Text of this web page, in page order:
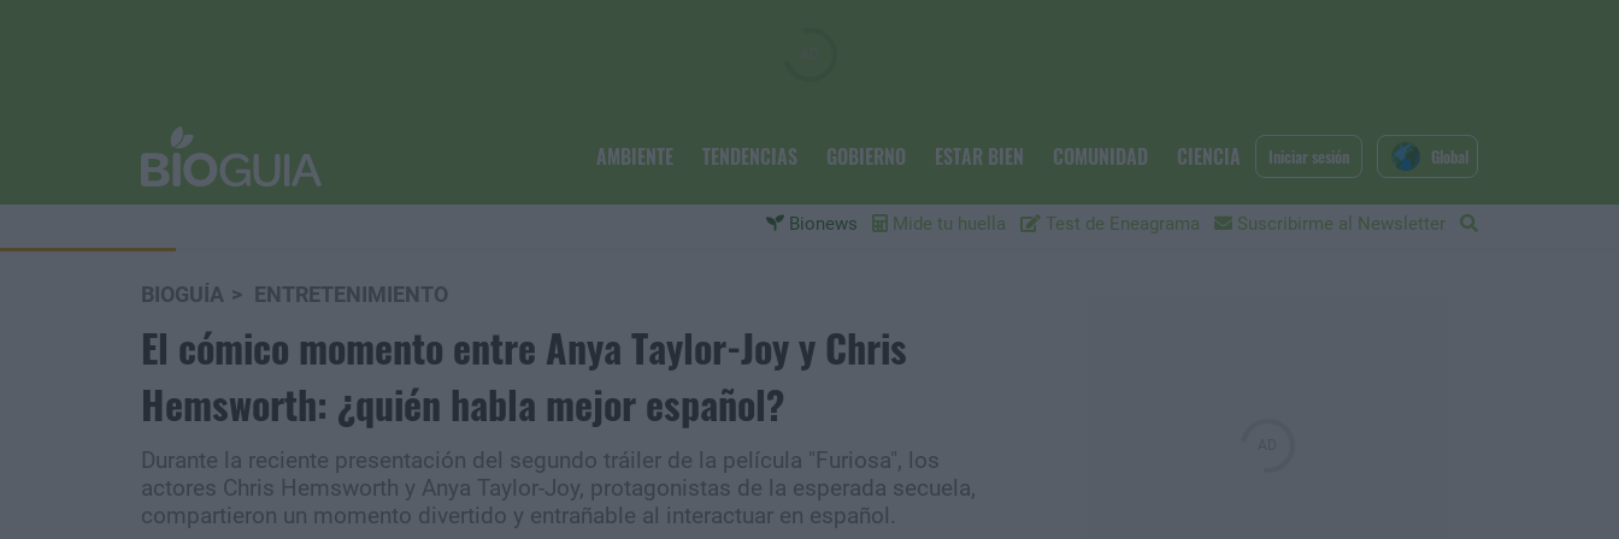
AMBIENTE TENDENCIAS GOBIERNO ESTAR BIEN COMUNIDAD CIENCIA
Bionews Mide tu huella Test de Eneagrama Suscribirme al Newsletter
Iniciar sesión Global
BIOGUÍA ENTRETENIMIENTO
El cómico momento entre Anya Taylor-Joy y Chris
Hemsworth: ¿quién habla mejor español?
Durante la reciente presentación del segundo tráiler de la película "Furiosa", los
actores Chris Hemsworth y Anya Taylor-Joy, protagonistas de la esperada secuela,
compartieron un momento divertido y entrañable al interactuar en español.